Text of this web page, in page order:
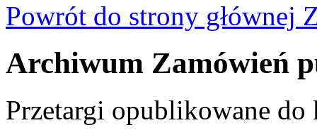
Powrót do strony głównej
Archiwum Zamówień
Przetargi opublikowane do